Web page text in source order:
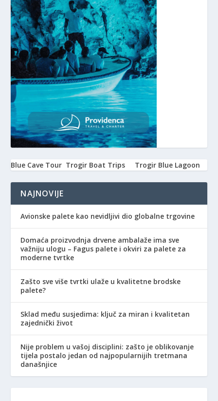
Blue Cave Tour Trogir Boat Trips Trogir Blue Lagoon
NAJNOVIJE
Avionske palete kao nevidljivi dio globalne trgovine
Domaća proizvodnja drvene ambalaže ima sve
važniju ulogu – Fagus palete i okviri za palete za
moderne tvrtke
Zašto sve više tvrtki ulaže u kvalitetne brodske
palete?
Sklad među susjedima: ključ za miran i kvalitetan
zajednički život
Nije problem u vašoj disciplini: zašto je oblikovanje
tijela postalo jedan od najpopularnijih tretmana
današnjice